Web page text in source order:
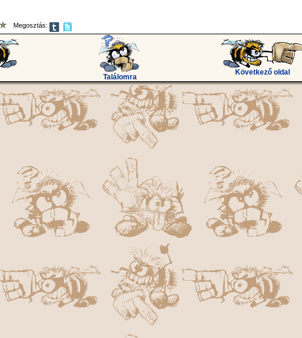
Megosztás:
Találomra
Következő oldal